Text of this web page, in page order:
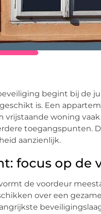
begint bij de
is. Een
vrijstaande woning
toegangspunten.
aanzienlijk.
focus op de
de voordeur
over een